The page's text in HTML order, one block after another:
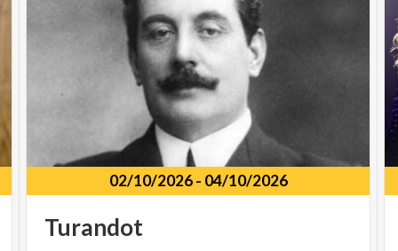
02/10/2026- 04/10/2026
Turandot